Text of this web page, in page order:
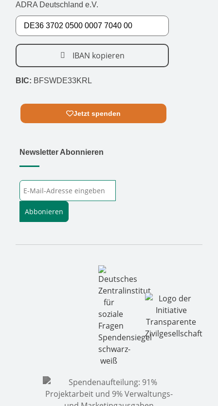
ADRA Deutschland e.V.
IBAN kopieren
BIC: BFSWDE33KRL
Jetzt spenden
Newsletter Abonnieren
Abbonieren